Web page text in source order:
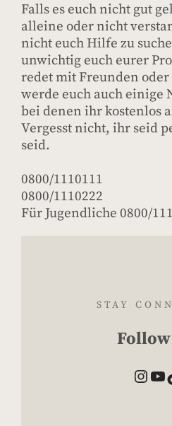
Falls es euch nicht gut
alleine oder nicht
nicht euch Hilfe zu
unwichtig euch eurer
redet mit Freunden
werde euch auch einige
bei denen ihr kostenlos
Vergesst nicht, ihr seid
seid.
0800/1110111
0800/1110222
Für Jugendliche 0800/
STAY
InstagramYouTube